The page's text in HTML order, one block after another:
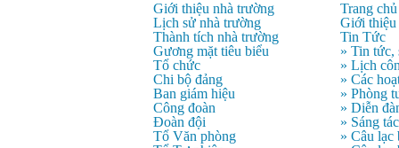
Giới thiệu nhà trường
Lịch sử nhà trường
Thành tích nhà trường
Gương mặt tiêu biểu
Tổ chức
Chi bộ đảng
Ban giám hiệu
Công đoàn
Đoàn đội
Tổ Văn phòng
Trang chủ
Giới thiệu
Tin Tức
» Tin tức,
» Lịch
» Các
» Phòng
» Diễn
» Sáng
» Câu lạc